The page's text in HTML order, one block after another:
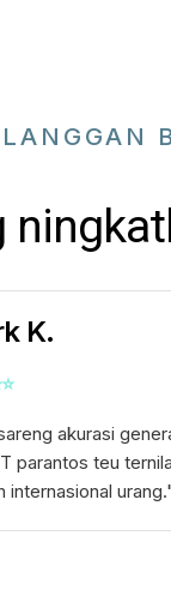
K.
⭐
akurasi
parantos teu
internasional urang."